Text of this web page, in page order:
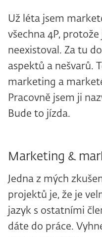
Už léta jsem
všechna 4P,
neexistoval. Za tu
aspektů a nešvarů.
marketing a
Pracovně jsem ji
Bude to jízda.
Marketing &
Jedna z mých
projektů je, že je
jazyk s ostatními
dáte do práce.